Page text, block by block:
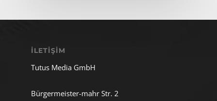
İLETIŞIM
Tutus Media GmbH
Bürgermeister-mahr Str. 2